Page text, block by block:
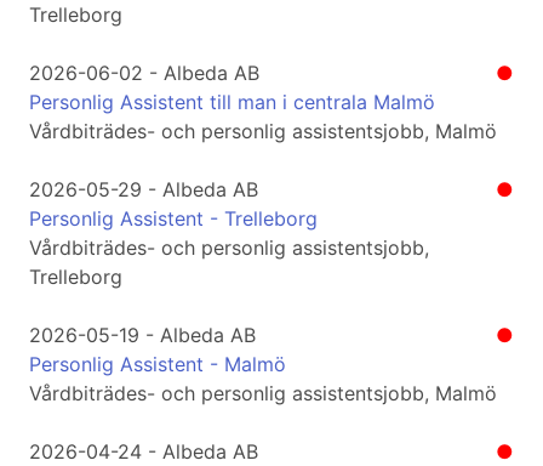
Trelleborg
●
2026-06-02 - Albeda AB
Personlig Assistent till man i centrala Malmö
Vårdbiträdes- och personlig assistentsjobb, Malmö
●
2026-05-29 - Albeda AB
Personlig Assistent - Trelleborg
Vårdbiträdes- och personlig assistentsjobb,
Trelleborg
●
2026-05-19 - Albeda AB
Personlig Assistent - Malmö
Vårdbiträdes- och personlig assistentsjobb, Malmö
●
2026-04-24 - Albeda AB